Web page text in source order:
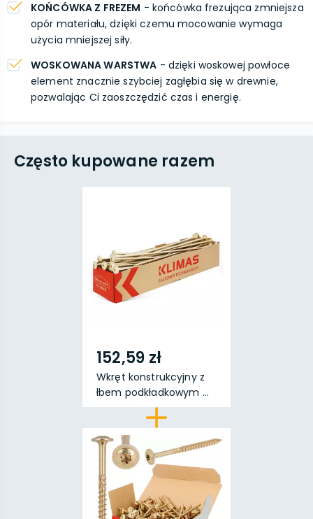
KOŃCÓWKA Z FREZEM - końcówka frezująca zmniejsza
opór materiału, dzięki czemu mocowanie wymaga
użycia mniejszej siły.
WOSKOWANA WARSTWA - dzięki woskowej powłoce
element znacznie szybciej zagłębia się w drewnie,
pozwalając Ci zaoszczędzić czas i energię.
Często kupowane razem
152,59 zł
Wkręt konstrukcyjny z
łbem podkładkowym ...